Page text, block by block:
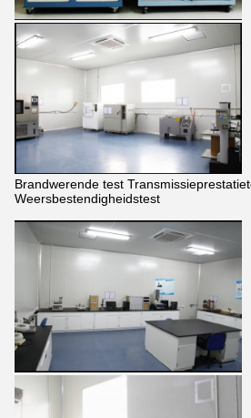
Brandwerende test
Weersbestendigheidstest